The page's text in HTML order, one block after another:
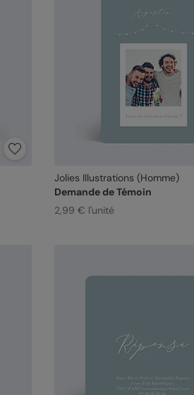
Jolies Illustrations (Homme)
Demande de Témoin
2,99 € l'unité